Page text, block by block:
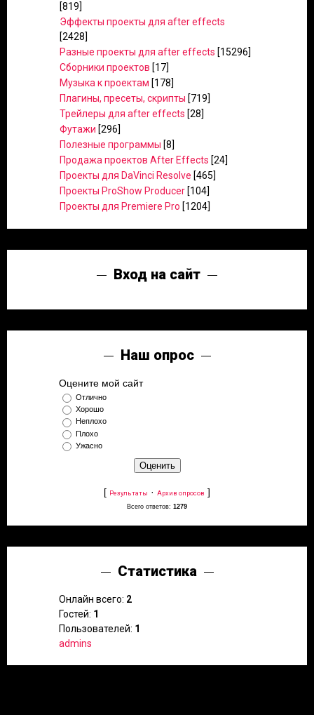
[819]
Эффекты проекты для after effects
[2428]
Разные проекты для after effects [15296]
Сборники проектов [17]
Музыка к проектам [178]
Плагины, пресеты, скрипты [719]
Трейлеры для after effects [28]
Футажи [296]
Полезные программы [8]
Продажа проектов After Effects [24]
Проекты для DaVinci Resolve [465]
Проекты ProShow Producer [104]
Проекты для Premiere Pro [1204]
Вход на сайт
Наш опрос
Оцените мой сайт
Отлично
Хорошо
Неплохо
Плохо
Ужасно
[ Результаты · Архив опросов ]
Всего ответов: 1279
Статистика
Онлайн всего: 2
Гостей: 1
Пользователей: 1
admins